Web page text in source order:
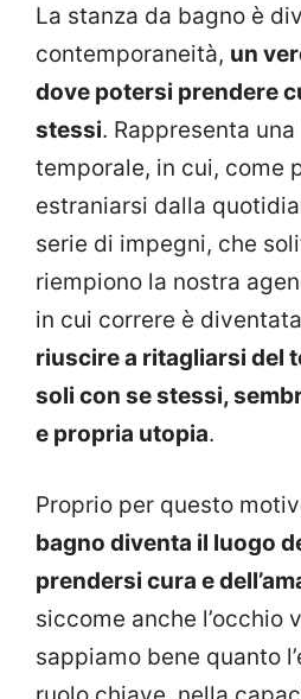
La stanza da bagno è
contemporaneità, un
dove potersi prendere
stessi. Rappresenta
temporale, in cui, come
estraniarsi dalla
serie di impegni, che
riempiono la nostra
in cui correre è
riuscire a ritagliarsi del
soli con se stessi,
e propria utopia.
Proprio per questo
bagno diventa il luogo
prendersi cura e
siccome anche l’occhio
sappiamo bene quanto